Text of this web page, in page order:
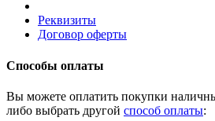
Реквизиты
Договор оферты
Способы оплаты
Вы можете оплатить покупки
либо выбрать другой способ оплаты: